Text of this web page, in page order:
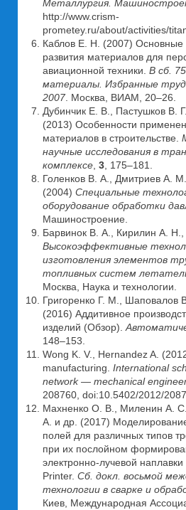
Металлургия.
http://www.crism-
prometey.ru/about/activities/
Каблов Е. Н. (2007) Основные
развития материалов для
авиационной техники. В сб.
материалы. Избранные
2007 . Москва, ВИАМ, 20–26.
Дубинчик Е. В., Пастушков В.
(2013) Особенности
материалов в строительстве.
научные исследования в
комплексе 3 , 175–181.
Голенков В. А., Дмитриев А.
(2004) Специальные
оборудование обработки
Машиностроение.
Барвинок В. А., Кирилин А.
Высокоэффективные
изготовления элементов
топливных систем
Москва, Наука и технологии.
Григоренко Г. М., Шаповалов
(2016) Аддитивное
изделий (Обзор).
148–153.
Wong K. V., Hernandez A.
manufacturing. International
network — mechanical
208760, doi:10.5402/2012/
Махненко О. В., Миленин А.
А. и др. (2017)
полей для различных типов
при их послойном
электронно-лучевой
Printer. Сб. докл. восьмой
технологии в сварке и
Киев, Международная